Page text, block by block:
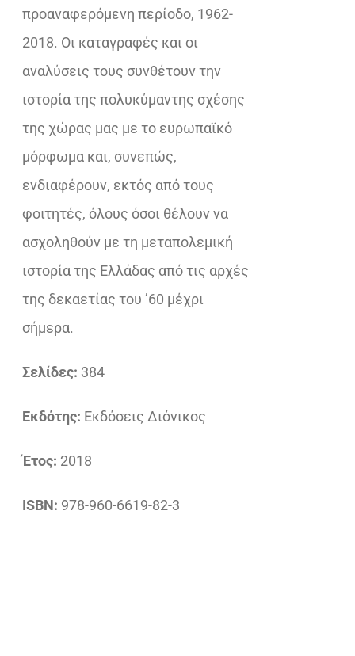
προαναφερόμενη περίοδο, 1962-
2018. Οι καταγραφές και οι
αναλύσεις τους συνθέτουν την
ιστορία της πολυκύμαντης σχέσης
της χώρας μας με το ευρωπαϊκό
μόρφωμα και, συνεπώς,
ενδιαφέρουν, εκτός από τους
φοιτητές, όλους όσοι θέλουν να
ασχοληθούν με τη μεταπολεμική
ιστορία της Ελλάδας από τις αρχές
της δεκαετίας του ’60 μέχρι
σήμερα.
Σελίδες: 384
Εκδότης: Εκδόσεις Διόνικος
Έτος: 2018
ISBN: 978-960-6619-82-3